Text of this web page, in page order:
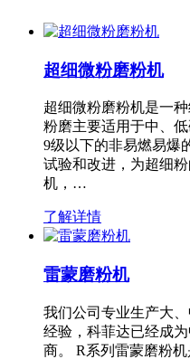
超细微粉磨粉机
超细微粉磨粉机是一
粉磨主要适用于中、
9级以下的非易燃易爆
试验和改进，为超细
机，…
了解详情
雷蒙磨粉机
我们公司专业生产大
经验，科菲达已经成
商。 R系列雷蒙磨粉